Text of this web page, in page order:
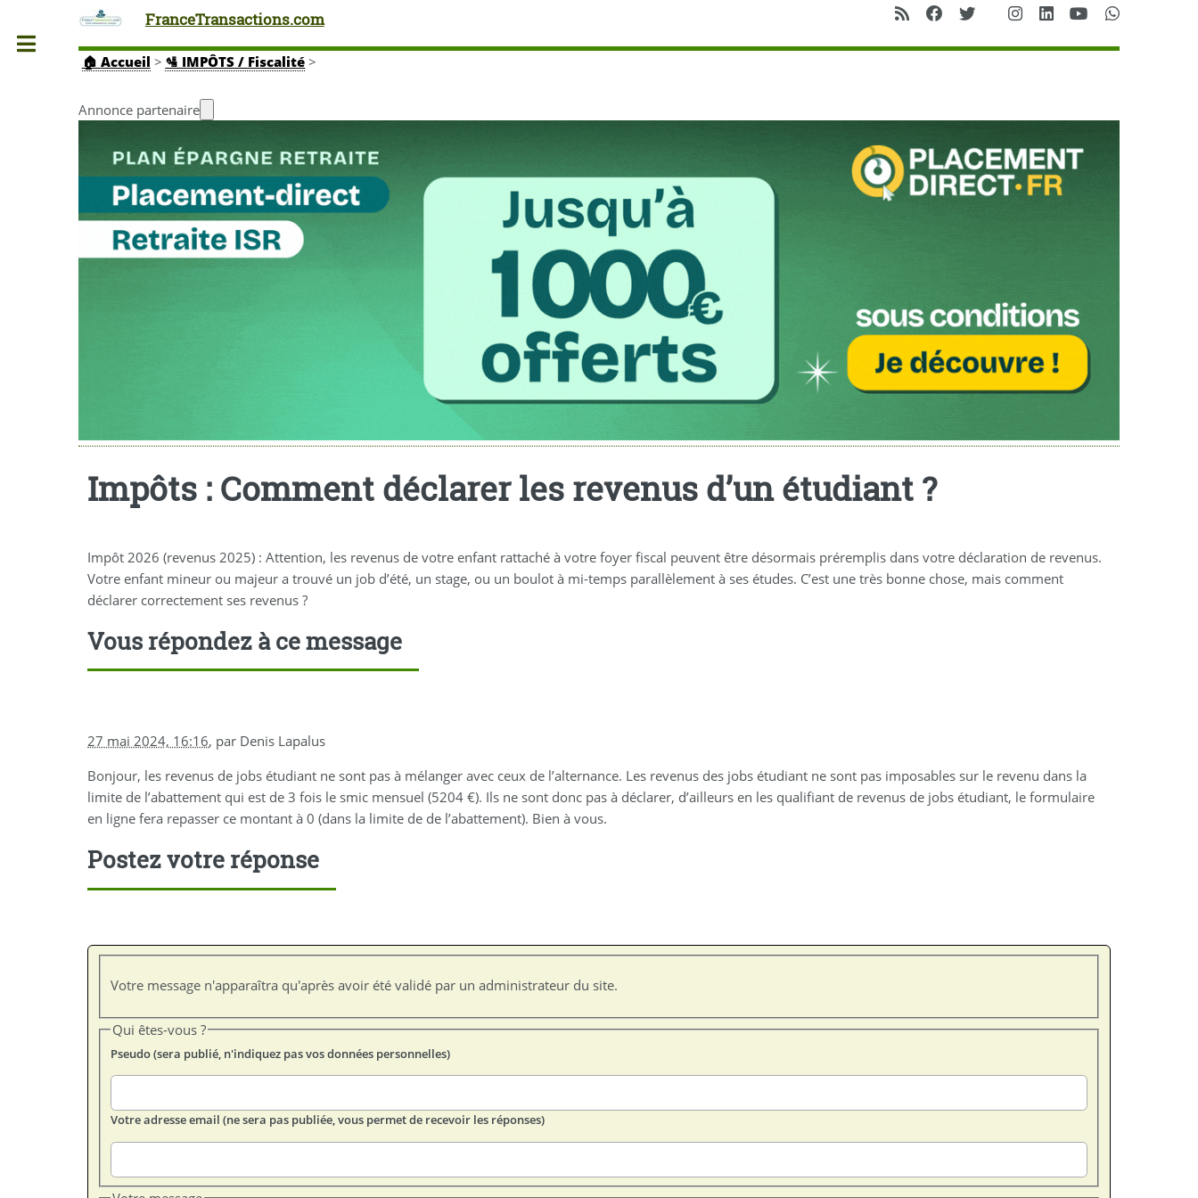
FranceTransactions.com
🏠 Accueil > 🛂 IMPÔTS / Fiscalité >
Annonce partenaire
Impôts : Comment déclarer les revenus d’un étudiant ?
Impôt 2026 (revenus 2025) : Attention, les revenus de votre enfant rattaché à votre foyer fiscal peuvent être désormais préremplis dans votre déclaration de revenus.
Votre enfant mineur ou majeur a trouvé un job d’été, un stage, ou un boulot à mi-temps parallèlement à ses études. C’est une très bonne chose, mais comment
déclarer correctement ses revenus ?
Vous répondez à ce message
27 mai 2024, 16:16, par Denis Lapalus
Bonjour, les revenus de jobs étudiant ne sont pas à mélanger avec ceux de l’alternance. Les revenus des jobs étudiant ne sont pas imposables sur le revenu dans la
limite de l’abattement qui est de 3 fois le smic mensuel (5204 €). Ils ne sont donc pas à déclarer, d’ailleurs en les qualifiant de revenus de jobs étudiant, le formulaire
en ligne fera repasser ce montant à 0 (dans la limite de de l’abattement). Bien à vous.
Postez votre réponse
Votre message n'apparaîtra qu'après avoir été validé par un administrateur du site.
Qui êtes-vous ?
Pseudo (sera publié, n'indiquez pas vos données personnelles)
Votre adresse email (ne sera pas publiée, vous permet de recevoir les réponses)
Toggle